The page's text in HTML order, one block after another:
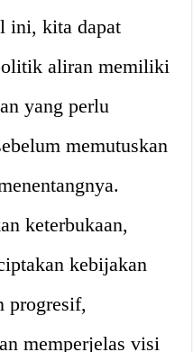
ini, kita dapat
aliran memiliki
yang perlu
memutuskan
keterbukaan,
kebijakan
progresif,
memperjelas visi